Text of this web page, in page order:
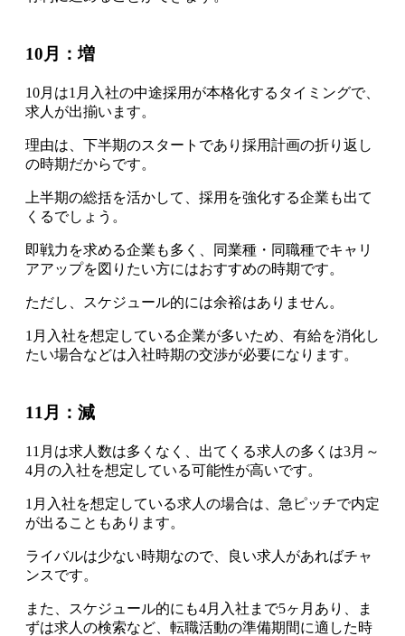
10月：増
10月は1月入社の中途採用が本格化するタイミングで、
求人が出揃います。
理由は、下半期のスタートであり採用計画の折り返し
の時期だからです。
上半期の総括を活かして、採用を強化する企業も出て
くるでしょう。
即戦力を求める企業も多く、同業種・同職種でキャリ
アアップを図りたい方にはおすすめの時期です。
ただし、スケジュール的には余裕はありません。
1月入社を想定している企業が多いため、有給を消化し
たい場合などは入社時期の交渉が必要になります。
11月：減
11月は求人数は多くなく、出てくる求人の多くは3月～
4月の入社を想定している可能性が高いです。
1月入社を想定している求人の場合は、急ピッチで内定
が出ることもあります。
ライバルは少ない時期なので、良い求人があればチャ
ンスです。
また、スケジュール的にも4月入社まで5ヶ月あり、ま
ずは求人の検索など、 転職活動の準備期間に適した時